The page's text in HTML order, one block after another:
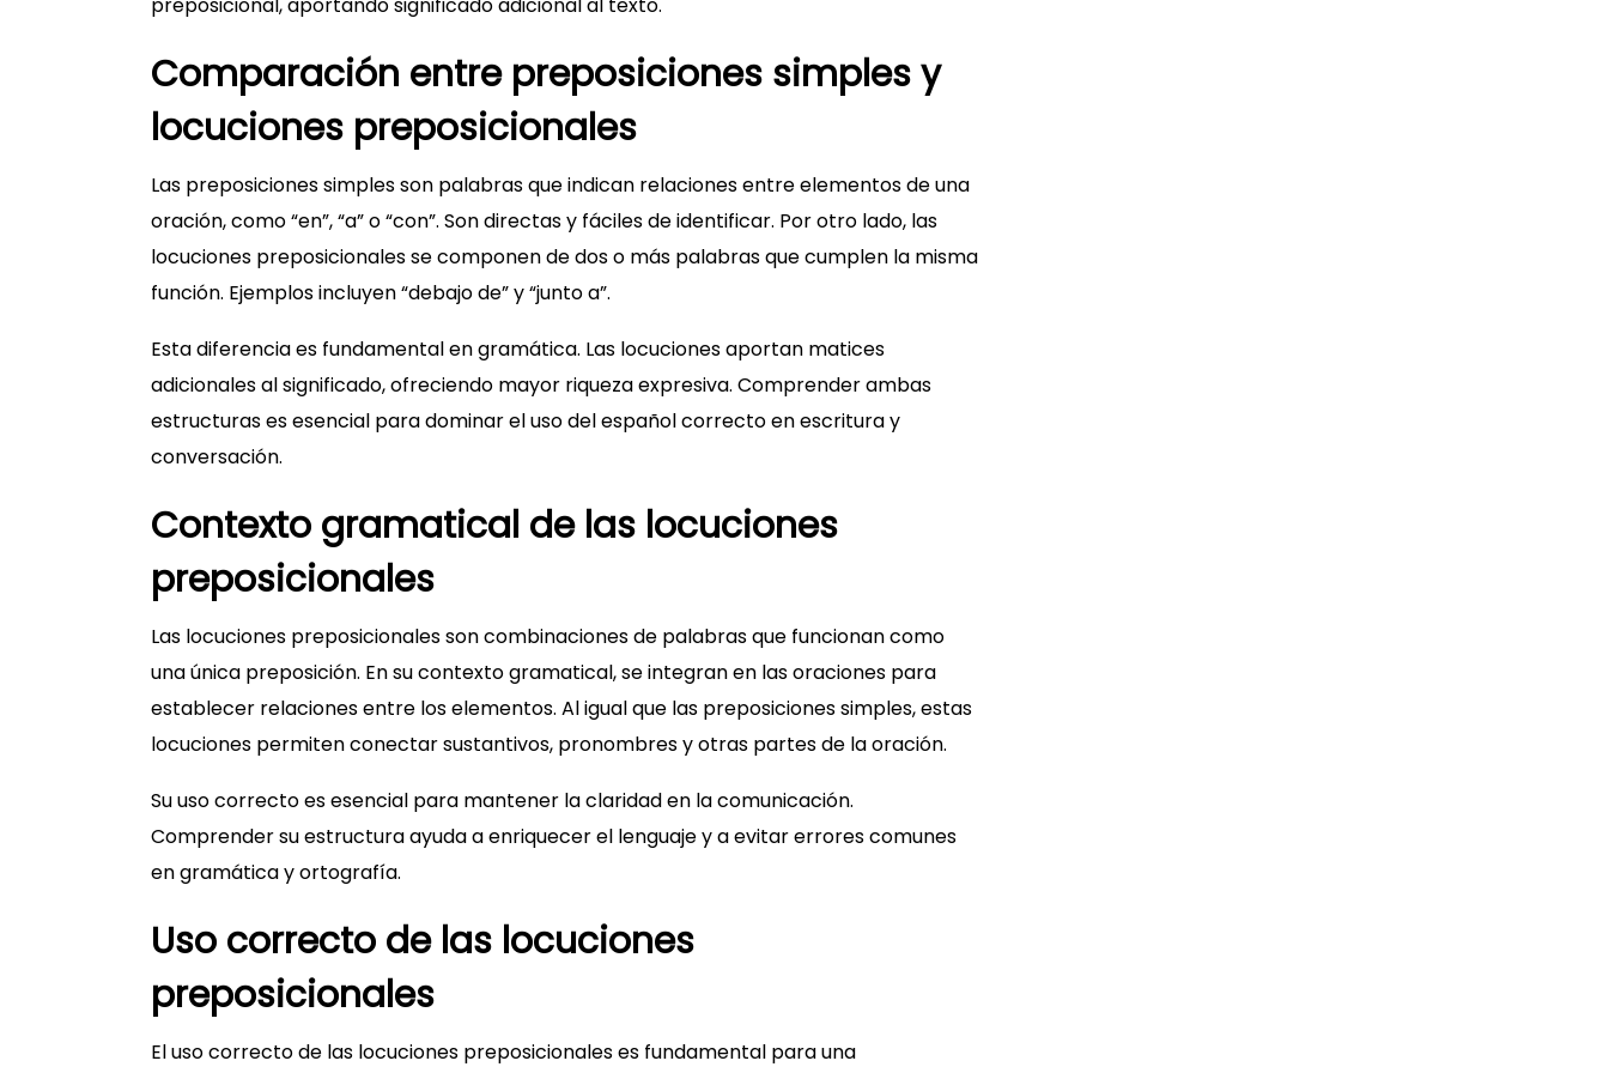
Comparación entre preposiciones simples y
locuciones preposicionales
Las preposiciones simples son palabras que indican relaciones entre elementos de una
oración, como “en”, “a” o “con”. Son directas y fáciles de identificar. Por otro lado, las
locuciones preposicionales se componen de dos o más palabras que cumplen la misma
función. Ejemplos incluyen “debajo de” y “junto a”.
Esta diferencia es fundamental en gramática. Las locuciones aportan matices
adicionales al significado, ofreciendo mayor riqueza expresiva. Comprender ambas
estructuras es esencial para dominar el uso del español correcto en escritura y
conversación.
Contexto gramatical de las locuciones
preposicionales
Las locuciones preposicionales son combinaciones de palabras que funcionan como
una única preposición. En su contexto gramatical, se integran en las oraciones para
establecer relaciones entre los elementos. Al igual que las preposiciones simples, estas
locuciones permiten conectar sustantivos, pronombres y otras partes de la oración.
Su uso correcto es esencial para mantener la claridad en la comunicación.
Comprender su estructura ayuda a enriquecer el lenguaje y a evitar errores comunes
en gramática y ortografía.
Uso correcto de las locuciones
preposicionales
El uso correcto de las locuciones preposicionales es fundamental para una